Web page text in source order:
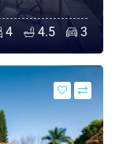
4 4.5 3